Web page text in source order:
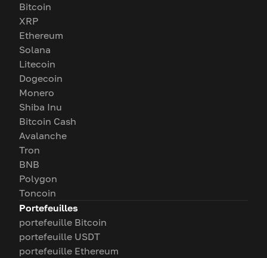
Bitcoin
XRP
Ethereum
Solana
Litecoin
Dogecoin
Monero
Shiba Inu
Bitcoin Cash
Avalanche
Tron
BNB
Polygon
Toncoin
Portefeuilles
portefeuille Bitcoin
portefeuille USDT
portefeuille Ethereum